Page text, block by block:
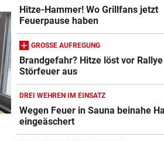
Hitze-Hammer! Wo Grillfans jetzt
Feuerpause haben
GROSSE AUFREGUNG
Brandgefahr? Hitze löst vor Rallye
Störfeuer aus
DREI WEHREN IM EINSATZ
Wegen Feuer in Sauna beinahe
eingeäschert